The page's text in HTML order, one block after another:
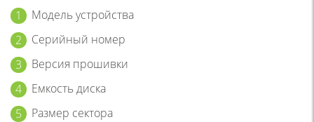
Модель устройства
Серийный номер
Версия прошивки
Емкость диска
Размер сектора